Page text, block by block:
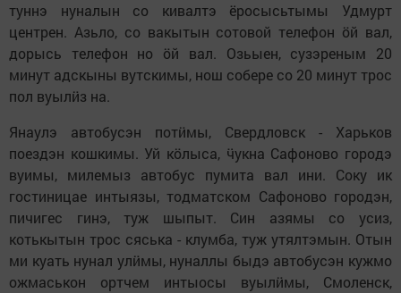
туннэ нуналын со кивалтэ ёросысьтымы Удмурт
центрен. Азьло, со вакытын сотовой телефон ӧй вал,
дорысь телефон но ӧй вал. Озьыен, сузэреным 20
минут адскыны вутскимы, нош собере со 20 минут трос
пол вуылӥз на.
Янаулэ автобусэн потӥмы, Свердловск - Харьков
поездэн кошкимы. Уй кӧлыса, ӵукна Сафоново городэ
вуимы, милемыз автобус пумита вал ини. Соку ик
гостиницае интыязы, тодматском Сафоново городэн,
пичигес гинэ, туж шыпыт. Син азямы со усиз,
котькытын трос сяська - клумба, туж утялтэмын. Отын
ми куать нунал улӥмы, нуналлы быдэ автобусэн кужмо
ожмаськон ортчем интыосы вуылӥмы, Смоленск,